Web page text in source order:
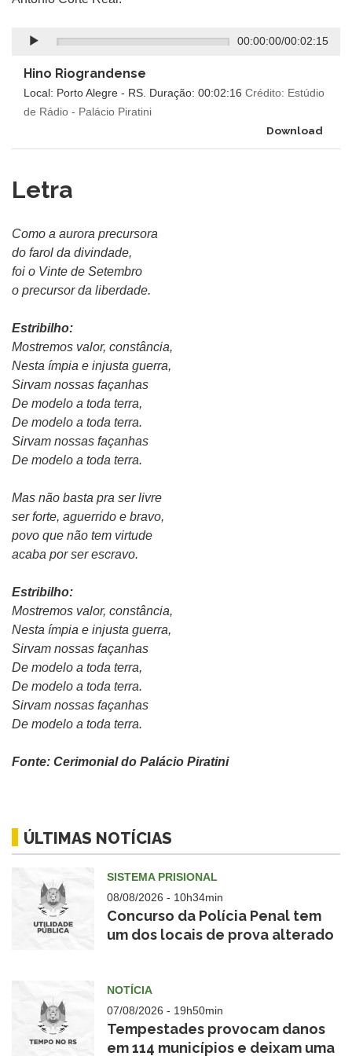
00:00:00/00:02:15
Hino Riograndense
Local: Porto Alegre - RS. Duração: 00:02:16 Crédito: Estúdio
de Rádio - Palácio Piratini
Download
Letra
Como a aurora precursora
do farol da divindade,
foi o Vinte de Setembro
o precursor da liberdade.
Estribilho:
Mostremos valor, constância,
Nesta ímpia e injusta guerra,
Sirvam nossas façanhas
De modelo a toda terra,
De modelo a toda terra.
Sirvam nossas façanhas
De modelo a toda terra.
Mas não basta pra ser livre
ser forte, aguerrido e bravo,
povo que não tem virtude
acaba por ser escravo.
Estribilho:
Mostremos valor, constância,
Nesta ímpia e injusta guerra,
Sirvam nossas façanhas
De modelo a toda terra,
De modelo a toda terra.
Sirvam nossas façanhas
De modelo a toda terra.
Fonte: Cerimonial do Palácio Piratini
ÚLTIMAS NOTÍCIAS
Pública
SISTEMA PRISIONAL
08/08/2026 - 10h34min
Concurso da Polícia Penal tem
um dos locais de prova alterado
NOTÍCIA
07/08/2026 - 19h50min
Tempestades provocam danos
em 114 municípios e deixam uma